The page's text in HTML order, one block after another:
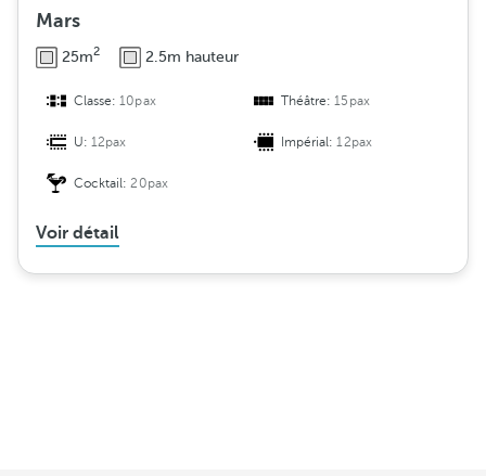
Mars
25m2 2.5m hauteur
Classe:10pax Théâtre:15pax
U:12pax Impérial:12pax
Cocktail:20pax
Voir détail